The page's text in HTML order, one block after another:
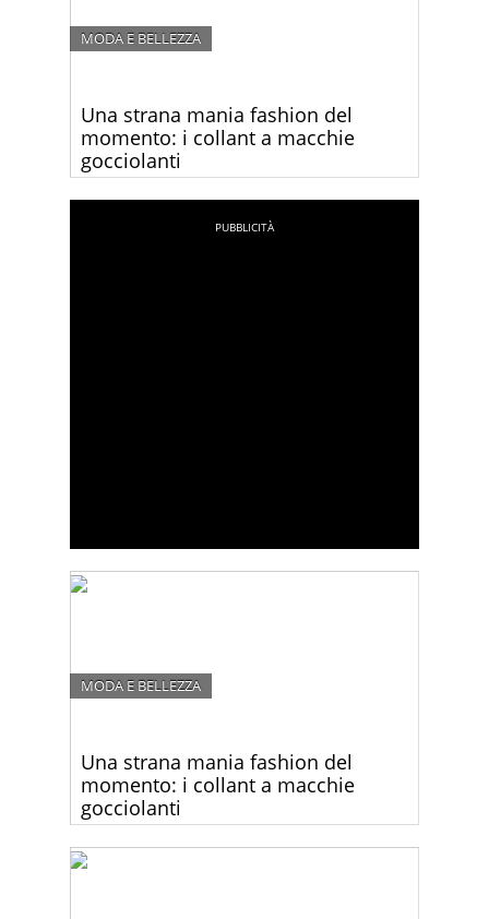
Una strana mania fashion del
momento: i collant a macchie
gocciolanti
MODA E BELLEZZA
Una strana mania fashion del
momento: i collant a macchie
gocciolanti
MODA E BELLEZZA
collant macchiati? Guardate questa strana
collezione!